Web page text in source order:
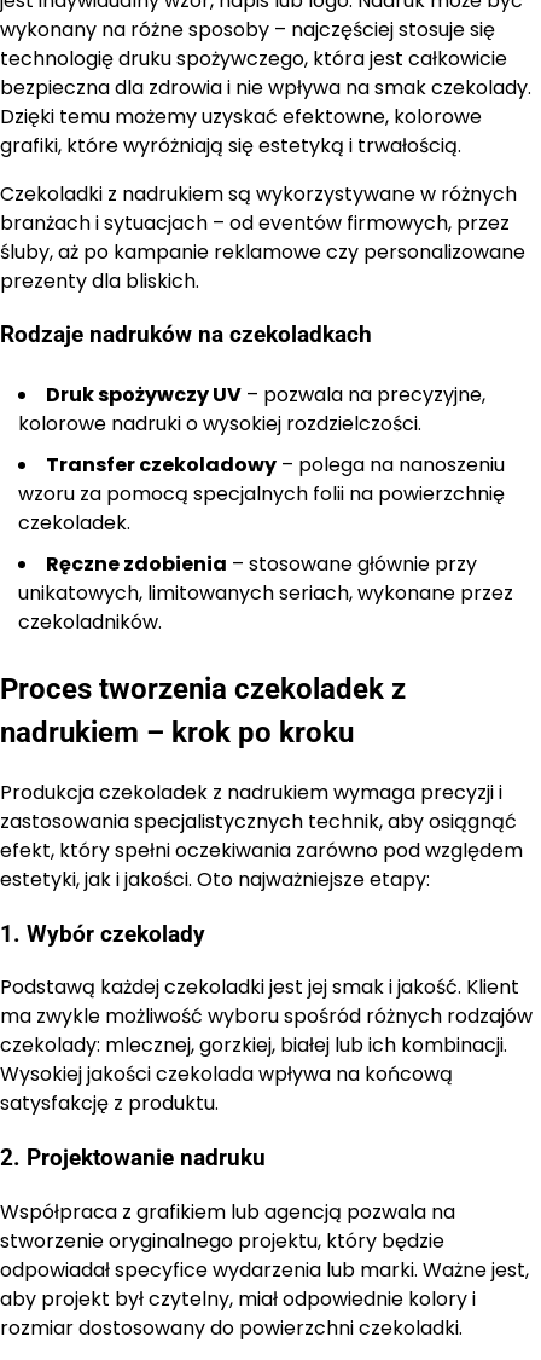
wykonany na różne sposoby – najczęściej stosuje się
technologię druku spożywczego, która jest całkowicie
bezpieczna dla zdrowia i nie wpływa na smak czekolady.
Dzięki temu możemy uzyskać efektowne, kolorowe
grafiki, które wyróżniają się estetyką i trwałością.
Czekoladki z nadrukiem są wykorzystywane w różnych
branżach i sytuacjach – od eventów firmowych, przez
śluby, aż po kampanie reklamowe czy personalizowane
prezenty dla bliskich.
Rodzaje nadruków na czekoladkach
Druk spożywczy UV – pozwala na precyzyjne,
kolorowe nadruki o wysokiej rozdzielczości.
Transfer czekoladowy – polega na nanoszeniu
wzoru za pomocą specjalnych folii na powierzchnię
czekoladek.
Ręczne zdobienia – stosowane głównie przy
unikatowych, limitowanych seriach, wykonane przez
czekoladników.
Proces tworzenia czekoladek z
nadrukiem – krok po kroku
Produkcja czekoladek z nadrukiem wymaga precyzji i
zastosowania specjalistycznych technik, aby osiągnąć
efekt, który spełni oczekiwania zarówno pod względem
estetyki, jak i jakości. Oto najważniejsze etapy:
1. Wybór czekolady
Podstawą każdej czekoladki jest jej smak i jakość. Klient
ma zwykle możliwość wyboru spośród różnych rodzajów
czekolady: mlecznej, gorzkiej, białej lub ich kombinacji.
Wysokiej jakości czekolada wpływa na końcową
satysfakcję z produktu.
2. Projektowanie nadruku
Współpraca z grafikiem lub agencją pozwala na
stworzenie oryginalnego projektu, który będzie
odpowiadał specyfice wydarzenia lub marki. Ważne jest,
aby projekt był czytelny, miał odpowiednie kolory i
rozmiar dostosowany do powierzchni czekoladki.